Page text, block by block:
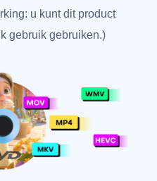
u kunt dit product
gebruik gebruiken.)